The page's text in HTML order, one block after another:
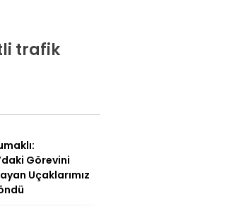
trafik
Görevini
Uçaklarımız